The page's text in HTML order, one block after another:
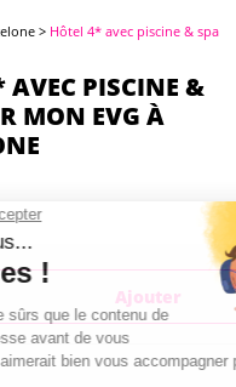
> Hôtel 4* avec piscine & spa
AVEC PISCINE &
MON EVG À
Ajouter